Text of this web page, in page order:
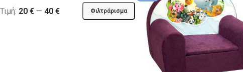
Φιλτράρισμα
Τιμή: 20 € — 40 €